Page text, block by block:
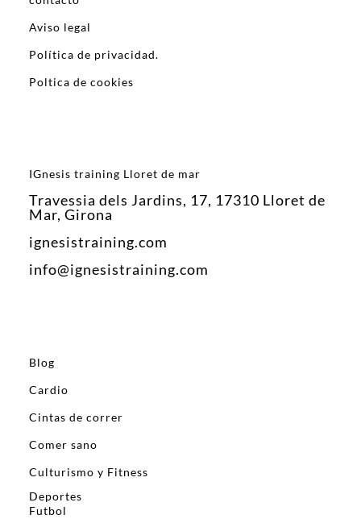
Aviso legal
Política de privacidad.
Poltica de cookies
IGnesis training Lloret de mar
Travessia dels Jardins, 17, 17310 Lloret de
Mar, Girona
ignesistraining.com
info@ignesistraining.com
Blog
Cardio
Cintas de correr
Comer sano
Culturismo y Fitness
Deportes
Futbol